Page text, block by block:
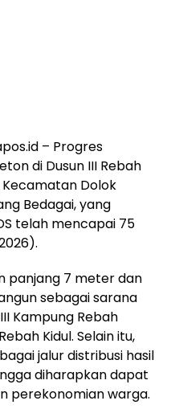
– Progres
di Dusun III Rebah
Kecamatan Dolok
Bedagai, yang
telah mencapai 75
panjang 7 meter dan
sebagai sarana
Kampung Rebah
Kidul. Selain itu,
jalur distribusi hasil
diharapkan dapat
perekonomian warga.